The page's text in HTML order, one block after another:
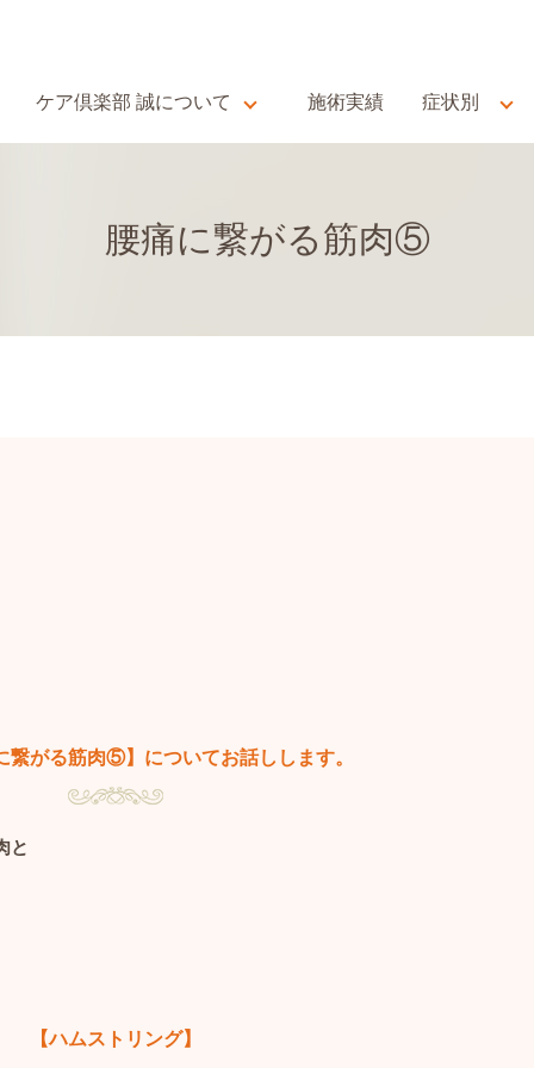
ケア倶楽部 誠について 施術実績 症状別
腰痛に繋がる筋肉⑤
繋がる筋肉⑤】についてお話しします。
と
【ハムストリング】